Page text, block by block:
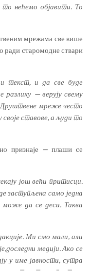
нећемо објавити. То
мрежама све више
ради старомодне ствари
текст, и да све буде
разлику — верују свему
мрежечесто
своје ставове, а људи то
признаје — плаши се
још већи притисци.
заступљена само једна
може да се деси. Таква
Ми смо мали, али
,доследни медији. Ако се
у име јавности, сутра